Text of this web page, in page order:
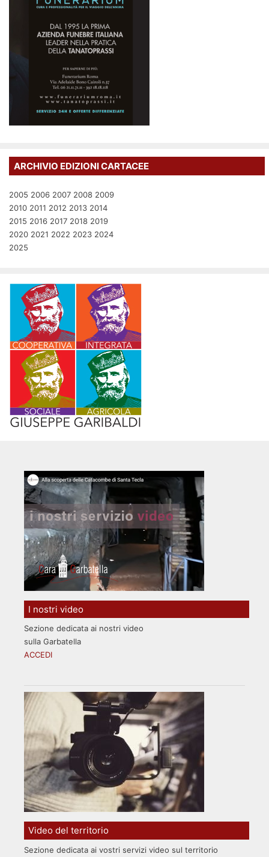
ARCHIVIO EDIZIONI CARTACEE
2005 2006 2007 2008 2009
2010 2011 2012 2013 2014
2015 2016 2017 2018 2019
2020 2021 2022 2023 2024
2025
I nostri video
Sezione dedicata ai nostri video
sulla Garbatella
ACCEDI
Video del territorio
Sezione dedicata ai vostri servizi video sul territorio